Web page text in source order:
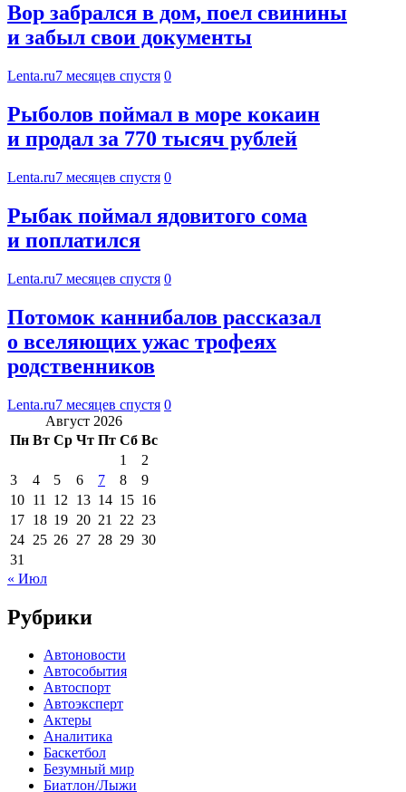
Вор забрался в дом, поел свинины
и забыл свои документы
Lenta.ru7 месяцев спустя 0
Рыболов поймал в море кокаин
и продал за 770 тысяч рублей
Lenta.ru7 месяцев спустя 0
Рыбак поймал ядовитого сома
и поплатился
Lenta.ru7 месяцев спустя 0
Потомок каннибалов рассказал
о вселяющих ужас трофеях
родственников
Lenta.ru7 месяцев спустя 0
Август 2026
Пн Вт Ср Чт Пт Сб Вс
1
2
3
4 5 6 7 8
9
10 11 12 13 14 15 16
17 18 19 20 21 22 23
24 25 26 27 28 29 30
31
« Июл
Рубрики
Автоновости
Автособытия
Автоспорт
Автоэксперт
Актеры
Аналитика
Баскетбол
Безумный мир
Биатлон/Лыжи